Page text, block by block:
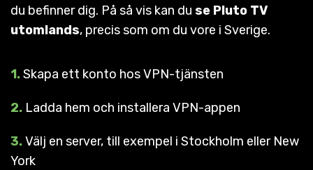
du befinner dig. På så vis kan du se Pluto TV
utomlands, precis som om du vore i Sverige.
1.Skapa ett konto hos VPN-tjänsten
2. Ladda hem och installera VPN-appen
3.Välj en server, till exempel i Stockholm eller New
York